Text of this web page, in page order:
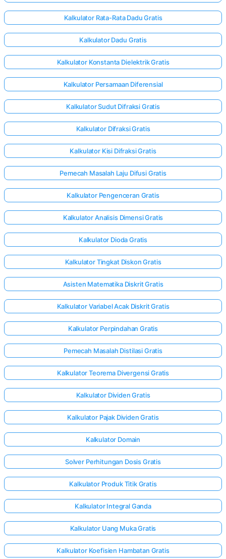
Masuk
di sini!
Kalkulator Rata-Rata Dadu Gratis
Kalkulator Dadu Gratis
Kalkulator Konstanta Dielektrik Gratis
Kalkulator Persamaan Diferensial
Kalkulator Sudut Difraksi Gratis
Kalkulator Difraksi Gratis
Kalkulator Kisi Difraksi Gratis
Pemecah Masalah Laju Difusi Gratis
Kalkulator Pengenceran Gratis
Kalkulator Analisis Dimensi Gratis
Kalkulator Dioda Gratis
Kalkulator Tingkat Diskon Gratis
Asisten Matematika Diskrit Gratis
Kalkulator Variabel Acak Diskrit Gratis
Kalkulator Perpindahan Gratis
Pemecah Masalah Distilasi Gratis
Kalkulator Teorema Divergensi Gratis
Kalkulator Dividen Gratis
Kalkulator Pajak Dividen Gratis
Kalkulator Domain
Solver Perhitungan Dosis Gratis
Kalkulator Produk Titik Gratis
Kalkulator Integral Ganda
Kalkulator Uang Muka Gratis
Kalkulator Koefisien Hambatan Gratis